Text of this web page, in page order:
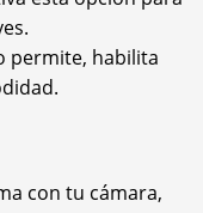
permite, habilita
con tu cámara,